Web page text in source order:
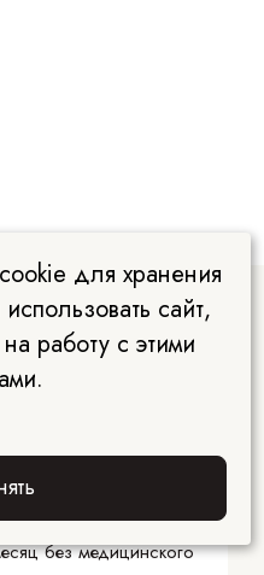
EDPRO
и освойте профессию с
без медицинского
для хранения
сайт,
на работу с этими